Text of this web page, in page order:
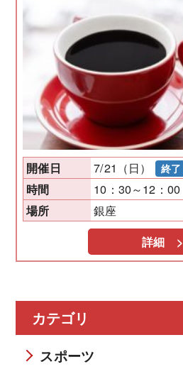
開催日 7/21（日） 終了
時間 10：30～12：00
場所 銀座
詳細 >
カテゴリ
スポーツ